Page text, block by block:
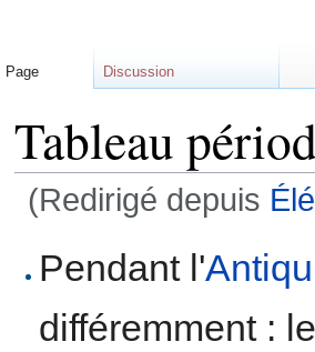
Tableau
(Redirigé depuis
Pendant l'
différemment :
Page Discussion